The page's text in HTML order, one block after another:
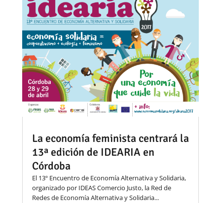
La economía feminista centrará la
13ª edición de IDEARIA en
Córdoba
El 13º Encuentro de Economía Alternativa y Solidaria,
organizado por IDEAS Comercio Justo, la Red de
Redes de Economía Alternativa y Solidaria...